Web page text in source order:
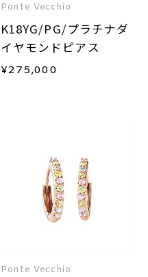
Ponte Vecchio
K18YG/PG/プラチナダ
イヤモンドピアス
¥275,000
Ponte Vecchio